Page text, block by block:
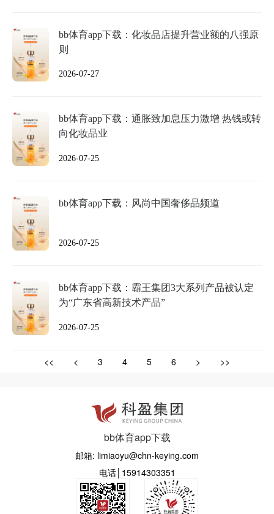
bb体育app下载：化妆品店提升营业额的八强原
则
2026-07-27
bb体育app下载：通胀致加息压力激增 热钱或转
向化妆品业
2026-07-25
bb体育app下载：风尚中国奢侈品频道
2026-07-25
bb体育app下载：霸王集团3大系列产品被认定
为“广东省高新技术产品”
2026-07-25
<< < 3 4 5 6 > >>
bb体育app下载
邮箱: limiaoyu@chn-keying.com
电话│15914303351